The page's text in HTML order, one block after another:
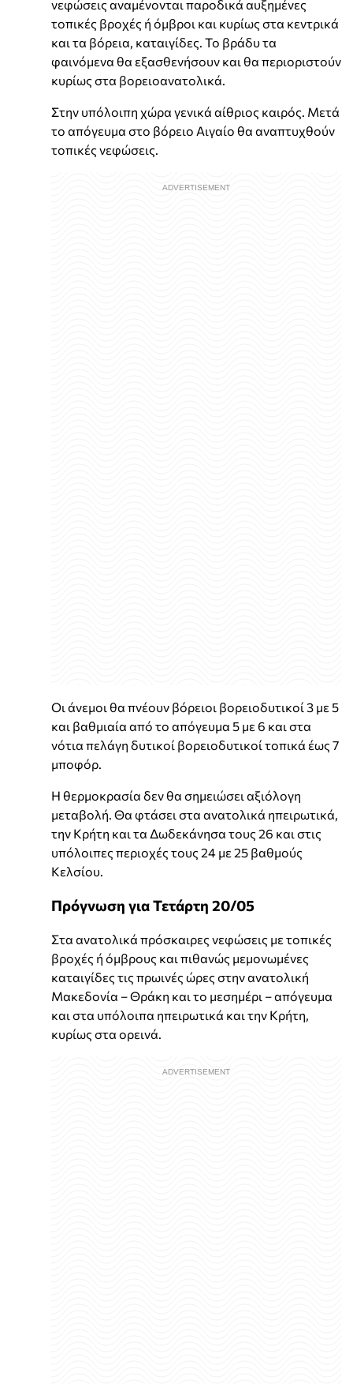
νεφώσεις αναμένονται παροδικά αυξημένες
τοπικές βροχές ή όμβροι και κυρίως στα κεντρικά
και τα βόρεια, καταιγίδες. Το βράδυ τα
φαινόμενα θα εξασθενήσουν και θα περιοριστούν
κυρίως στα βορειοανατολικά.
Στην υπόλοιπη χώρα γενικά αίθριος καιρός. Μετά
το απόγευμα στο βόρειο Αιγαίο θα αναπτυχθούν
τοπικές νεφώσεις.
Οι άνεμοι θα πνέουν βόρειοι βορειοδυτικοί 3 με 5
και βαθμιαία από το απόγευμα 5 με 6 και στα
νότια πελάγη δυτικοί βορειοδυτικοί τοπικά έως 7
μποφόρ.
Η θερμοκρασία δεν θα σημειώσει αξιόλογη
μεταβολή. Θα φτάσει στα ανατολικά ηπειρωτικά,
την Κρήτη και τα Δωδεκάνησα τους 26 και στις
υπόλοιπες περιοχές τους 24 με 25 βαθμούς
Κελσίου.
Πρόγνωση για Τετάρτη 20/05
Στα ανατολικά πρόσκαιρες νεφώσεις με τοπικές
βροχές ή όμβρους και πιθανώς μεμονωμένες
καταιγίδες τις πρωινές ώρες στην ανατολική
Μακεδονία – Θράκη και το μεσημέρι – απόγευμα
και στα υπόλοιπα ηπειρωτικά και την Κρήτη,
κυρίως στα ορεινά.